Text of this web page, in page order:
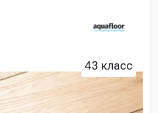
43 класс